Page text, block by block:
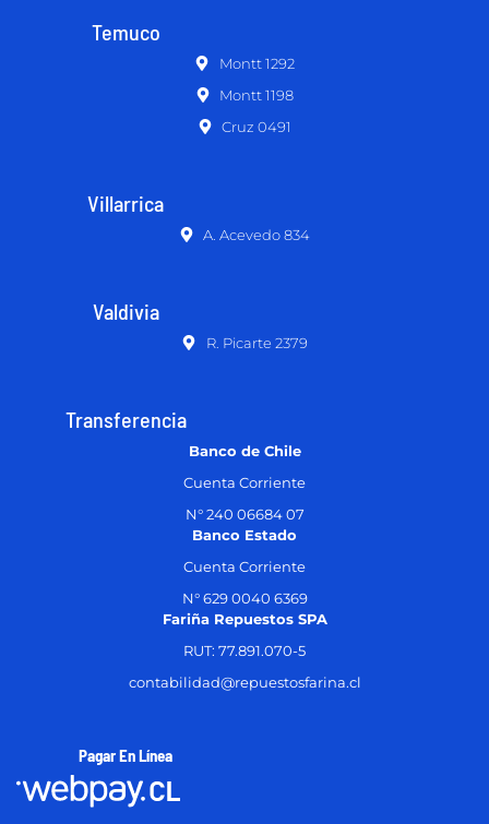
Temuco
Montt 1292
Montt 1198
Cruz 0491
Villarrica
A. Acevedo 834
Valdivia
R. Picarte 2379
Transferencia
Banco de Chile
Cuenta Corriente
N° 240 06684 07
Banco Estado
Cuenta Corriente
N° 629 0040 6369
Fariña Repuestos SPA
RUT: 77.891.070-5
contabilidad@repuestosfarina.cl
Pagar En Línea